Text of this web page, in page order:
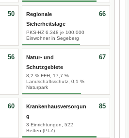
50
Regionale
Sicherheitslage
PKS-HZ 6.348 je 100.000
Einwohner in Segeberg
66
56
Natur- und
Schutzgebiete
8,2 % FFH, 17,7 %
Landschaftsschutz, 0,1 %
Naturpark
67
60
Krankenhausversorgun
g
3 Einrichtungen, 522
Betten (PLZ)
85